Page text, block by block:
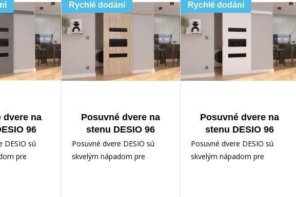
dvere na
96
Lacobel
DESIO sú
pre
Rychlé dodání
Posuvné dvere na
stenu DESIO 96
Sonoma+Čierny
Lacobel
Posuvné dvere DESIO sú
skvelým nápadom pre
Rychlé dodání
Posuvné dvere na
stenu DESIO 96
White+Black Lacobel
Posuvné dvere DESIO sú
skvelým nápadom pre